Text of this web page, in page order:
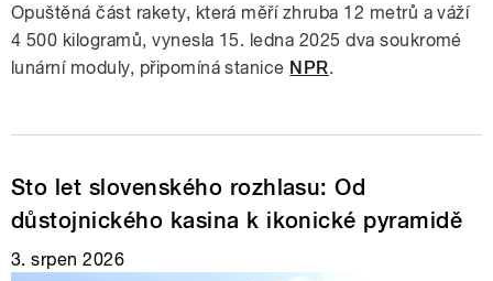
Opuštěná část rakety, která měří zhruba 12 metrů a váží
4 500 kilogramů, vynesla 15. ledna 2025 dva soukromé
lunární moduly, připomíná stanice NPR.
Sto let slovenského rozhlasu: Od
důstojnického kasina k ikonické pyramidě
3. srpen 2026